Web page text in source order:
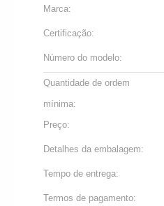
Marca:
Certificação:
Número do modelo:
Quantidade de ordem
mínima:
Preço:
Detalhes da embalagem:
Tempo de entrega:
Termos de pagamento: